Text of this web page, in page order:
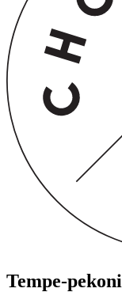
Tempe-pekoni